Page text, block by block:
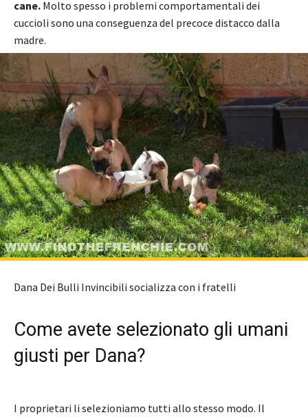
cane. Molto spesso i problemi comportamentali dei
cuccioli sono una conseguenza del precoce distacco dalla
madre.
Dana Dei Bulli Invincibili socializza con i fratelli
Come avete selezionato gli umani
giusti per Dana?
I proprietari li selezioniamo tutti allo stesso modo. Il